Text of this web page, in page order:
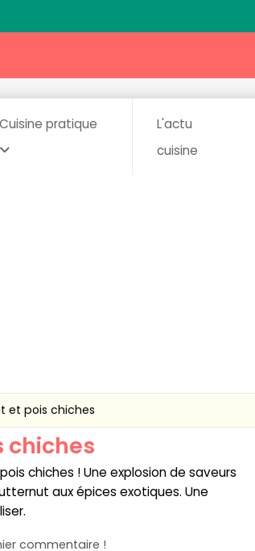
Cuisine pratique
L'actu
cuisine
et pois chiches
chiches
chiches ! Une explosion de saveurs
aux épices exotiques. Une
commentaire !